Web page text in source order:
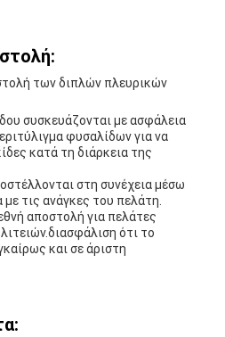
των διπλών πλευρικών
συσκευάζονται με ασφάλεια
φυσαλίδων για να
κατά τη διάρκεια της
στη συνέχεια μέσω
τις ανάγκες του πελάτη.
αποστολή για πελάτες
ότι το
και σε άριστη